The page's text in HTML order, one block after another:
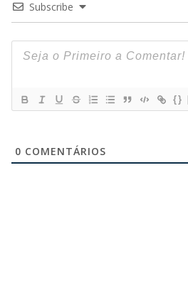
Subscribe
{}
0 COMENTÁRIOS